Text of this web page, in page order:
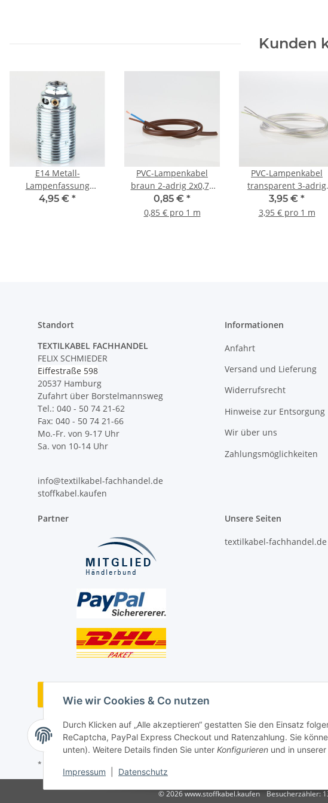
Wie wir Cookies & Co nutzen
Durch Klicken auf „Alle akzeptieren“ gestatten Sie den Einsatz
ReCaptcha, PayPal Express Checkout und Ratenzahlung. Sie
unten). Weitere Details finden Sie unter Konfigurieren und in unserer
Impressum Datenschutz
Kunden
E14 Metall-
Lampenfassung
Premium verchromt mit
4,95 € *
PVC-Lampenkabel
braun 2-adrig 2x0,75
mm² H03VVH2-F –
Flachkabel - Meterware
0,85 € *
0,85 € pro 1 m
PVC-Lampenkabel
transparent 3-adrig
3x0,75 mm² H03VV-F –
Rundkabel
3,95 € *
3,95 € pro 1 m
Standort
TEXTILKABEL FACHHANDEL
FELIX SCHMIEDER
Eiffestraße 598
20537 Hamburg
Zufahrt über Borstelmannsweg
Tel.: 040 - 50 74 21-62
Fax: 040 - 50 74 21-66
Mo.-Fr. von 9-17 Uhr
Sa. von 10-14 Uhr
info@textilkabel-fachhandel.de
stoffkabel.kaufen
Informationen
Anfahrt
Versand und Lieferung
Widerrufsrecht
Hinweise zur Entsorgung
Wir über uns
Zahlungsmöglichkeiten
Partner Unsere Seiten
textilkabel-fachhandel.de
Vertrag widerrufen
* Alle Preise inkl. gesetzlicher USt., ** siehe Lieferbedingungen, zzgl.
© 2026 www.stoffkabel.kaufen Besucherzähler: